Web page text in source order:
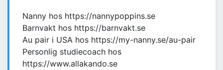
Nanny hos https://nannypoppins.se
Barnvakt hos https://barnvakt.se
Au pair i USA hos https://my-nanny.se/au-pair
Personlig studiecoach hos
https://www.allakando.se